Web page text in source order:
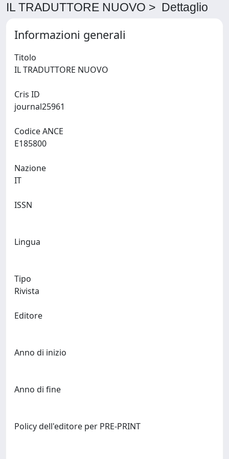
IL TRADUTTORE NUOVO > Dettaglio
Informazioni generali
Titolo
Cris ID
Codice ANCE
Nazione
ISSN
Lingua
Tipo
Rivista
Editore
Anno di inizio
Anno di fine
Policy dell'editore per PRE-PRINT